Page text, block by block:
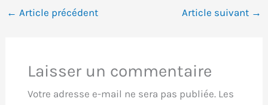
← Article précédent Article suivant →
Laisser un commentaire
Votre adresse e-mail ne sera pas publiée. Les